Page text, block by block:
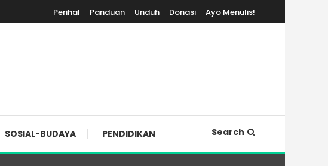
Perihal Panduan Unduh Donasi Ayo Menulis!
SOSIAL-BUDAYA PENDIDIKAN Search